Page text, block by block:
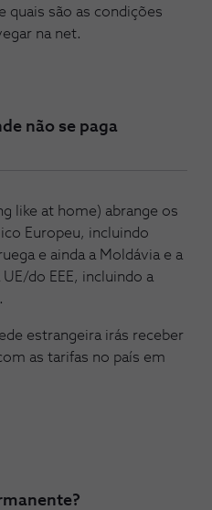
quais são as condições
na net.
não se paga
like at home) abrange os
Europeu, incluindo
e ainda a Moldávia e a
do EEE, incluindo a
estrangeira irás receber
as tarifas no país em